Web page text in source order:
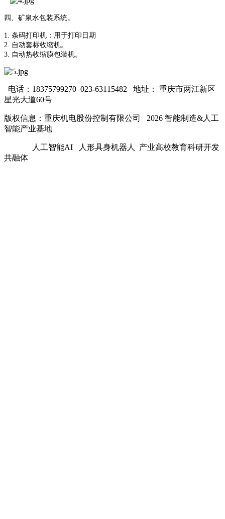
四、矿泉水包装系统。
1. 条码打印机：用于打印日期
2. 自动套标收缩机。
3. 自动热收缩膜包装机。
电话：18375799270 023-63115482 地址： 重庆市两江新区
星光大道60号
版权信息：重庆机电股份控制有限公司 2026 智能制造&人工
智能产业基地
人工智能AI 人形具身机器人 产业高校教育科研开发
共融体